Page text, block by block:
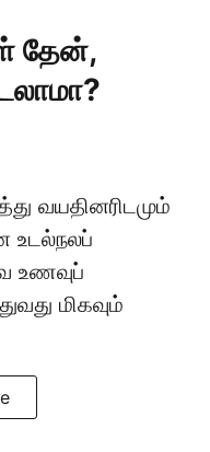
தேன்,
வயதினரிடமும்
உடல்நலப்
உணவுப்
மிகவும்